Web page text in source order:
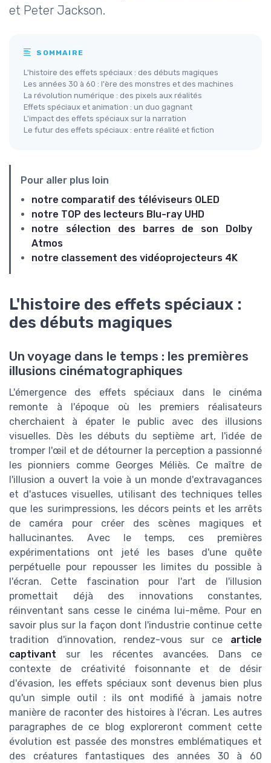
et Peter Jackson.
SOMMAIRE
L'histoire des effets spéciaux : des débuts magiques
Les années 30 à 60 : l'ère des monstres et des machines
La révolution numérique : des pixels aux réalités
Effets spéciaux et animation : un duo gagnant
L'impact des effets spéciaux sur la narration
Le futur des effets spéciaux : entre réalité et fiction
Pour aller plus loin
notre comparatif des téléviseurs OLED
notre TOP des lecteurs Blu-ray UHD
notre sélection des barres de son Dolby
Atmos
notre classement des vidéoprojecteurs 4K
L'histoire des effets spéciaux :
des débuts magiques
Un voyage dans le temps : les premières
illusions cinématographiques
L'émergence des effets spéciaux dans le cinéma
remonte à l'époque où les premiers réalisateurs
cherchaient à épater le public avec des illusions
visuelles. Dès les débuts du septième art, l'idée de
tromper l'œil et de détourner la perception a passionné
les pionniers comme Georges Méliès. Ce maître de
l'illusion a ouvert la voie à un monde d'extravagances
et d'astuces visuelles, utilisant des techniques telles
que les surimpressions, les décors peints et les arrêts
de caméra pour créer des scènes magiques et
hallucinantes. Avec le temps, ces premières
expérimentations ont jeté les bases d'une quête
perpétuelle pour repousser les limites du possible à
l'écran. Cette fascination pour l'art de l'illusion
promettait déjà des innovations constantes,
réinventant sans cesse le cinéma lui-même. Pour en
savoir plus sur la façon dont l'industrie continue cette
tradition d'innovation, rendez-vous sur ce article
captivant sur les récentes avancées. Dans ce
contexte de créativité foisonnante et de désir
d'évasion, les effets spéciaux sont devenus bien plus
qu'un simple outil : ils ont modifié à jamais notre
manière de raconter des histoires à l'écran. Les autres
paragraphes de ce blog exploreront comment cette
évolution est passée des monstres emblématiques et
des créatures fantastiques des années 30 à 60